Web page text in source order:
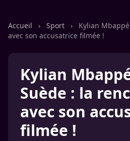
Accueil › Sport ›
Kylian
avec son accusatrice filmée !
Kylian
Suède : la
avec son
filmée !